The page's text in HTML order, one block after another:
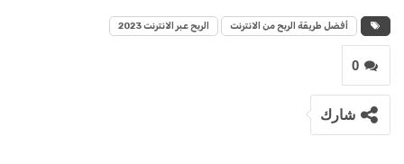
أفضل طريقة الربح من الانترنت الربح عبر الانترنت 2023
0
شارك